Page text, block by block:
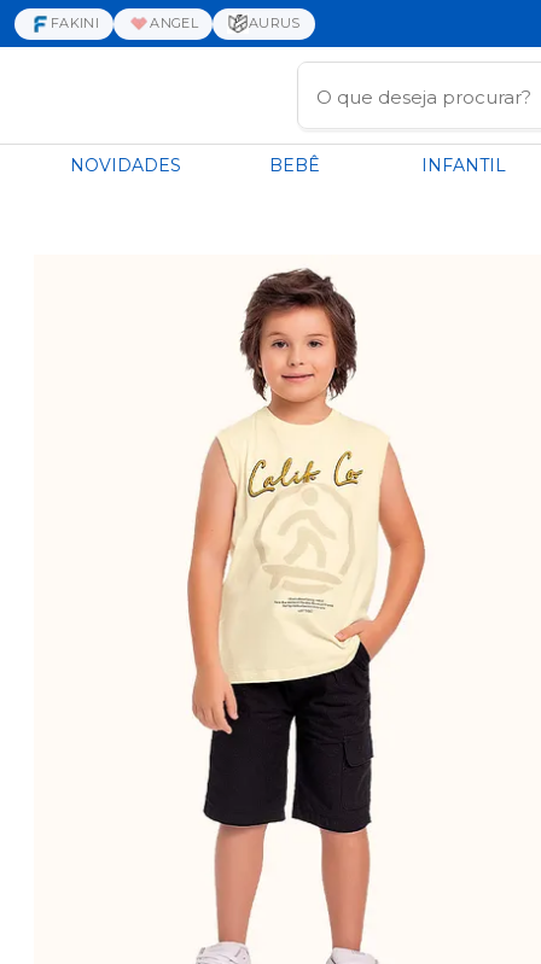
FAKINI ANGEL AURUS
NOVIDADES BEBÊ INFANTIL